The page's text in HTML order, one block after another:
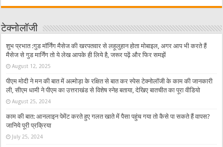
टेक्नोलॉजी
शुभ प्रभात :गुड मॉर्निंग मैसेज की खरपतवार से लहूलुहान होता मोबाइल, अगर आप भी करते हैं
मैसेज से गुड मार्निंग तो ये लेख आपके ही लिये है, जरूर पढ़ें और फिर समझें
August 12, 2025
पीएम मोदी ने मन की बात में अल्मोड़ा के रक्षित से बात कर स्पेस टेक्नोलॉजी के काम की जानकारी
ली, सीएम धामी ने पीएम का उत्तराखंड से विशेष स्नेह बताया, देखिए बातचीत का पूरा वीडियो
August 25, 2024
काम की बात: आनलाइन पेमेंट करते हुए गलत खाते में पैसा पहुंच गया तो कैसे पा सकते हैं वापस?
जानिये पूरी प्रक्रिया
July 25, 2024